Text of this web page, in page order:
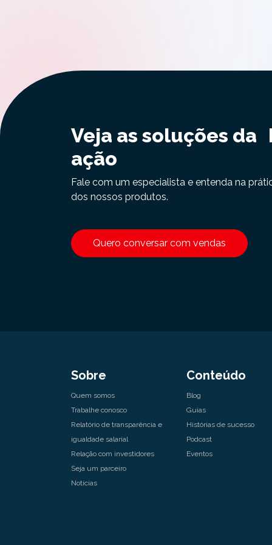
Veja as soluções da
ação
Fale com um especialista e entenda na
dos nossos produtos.
Quero conversar com vendas
Sobre
Quem somos
Trabalhe conosco
Relatório de transparência e
igualdade salarial
Relação com investidores
Seja um parceiro
Notícias
Conteúdo
Blog
Guias
Histórias de sucesso
Podcast
Eventos